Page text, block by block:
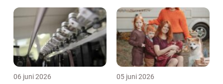
06 juni 2026 05 juni 2026